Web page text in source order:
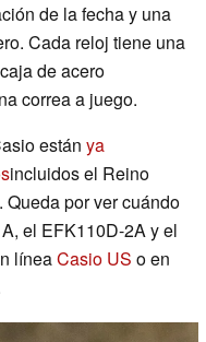
de la fecha y una
Cada reloj tiene una
de acero
correa a juego.
están ya
incluidos el Reino
por ver cuándo
el EFK110D-2A y el
líneaCasio US o en